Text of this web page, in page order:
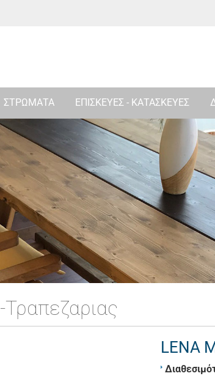
ΣΤΡΩΜΑΤΑ ΕΠΙΣΚΕΥΕΣ - ΚΑΤΑΣΚΕΥΕΣ
LENA